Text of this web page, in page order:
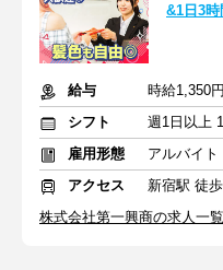
&1日3
給与
時給1,350
シフト
雇用形態
アルバイト
アクセス
新宿駅 徒
株式会社第一興商の求人一